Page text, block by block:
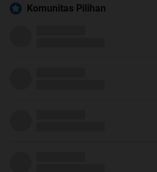
Komunitas Pilihan